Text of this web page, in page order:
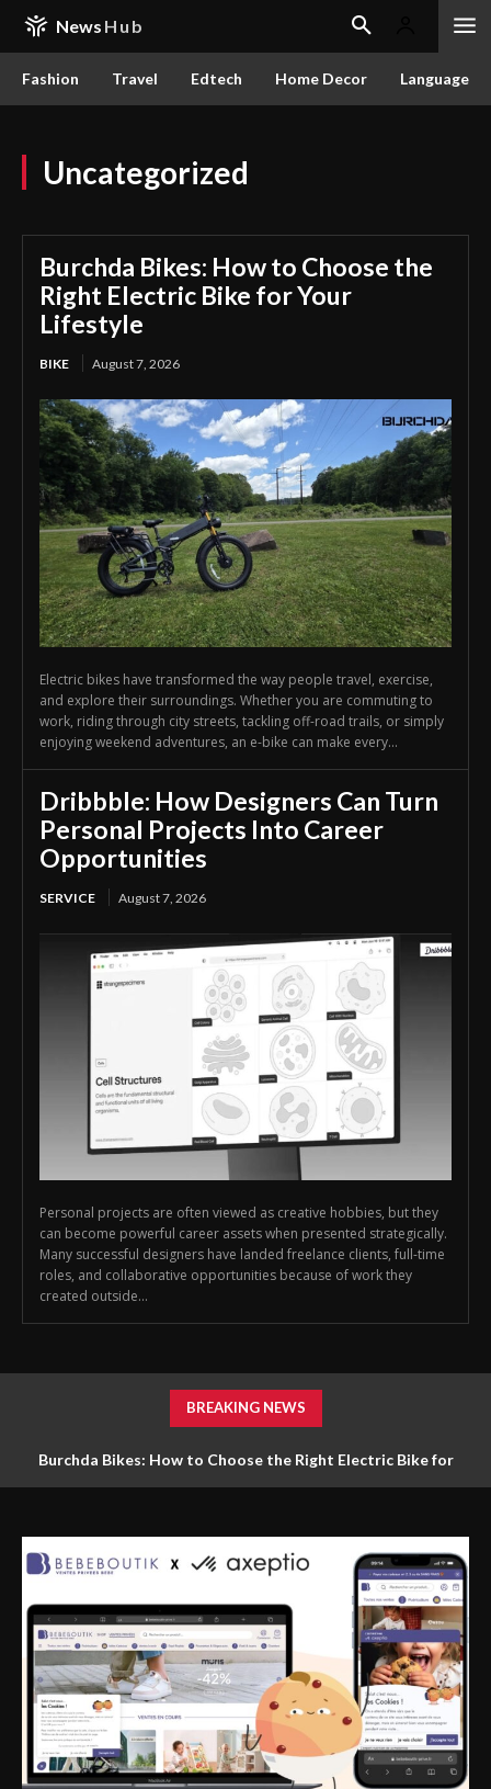
News Hub
Fashion Travel Edtech Home Decor Language
Uncategorized
Burchda Bikes: How to Choose the
Right Electric Bike for Your
Lifestyle
BIKE August 7, 2026
Electric bikes have transformed the way people travel, exercise,
and explore their surroundings. Whether you are commuting to
work, riding through city streets, tackling off-road trails, or simply
enjoying weekend adventures, an e-bike can make every...
Dribbble: How Designers Can Turn
Personal Projects Into Career
Opportunities
SERVICE August 7, 2026
Personal projects are often viewed as creative hobbies, but they
can become powerful career assets when presented strategically.
Many successful designers have landed freelance clients, full-time
roles, and collaborative opportunities because of work they
created outside...
BREAKING NEWS
Burchda Bikes: How to Choose the Right Electric Bike for
Dribbble: How Designers Can Turn Personal Projects Into